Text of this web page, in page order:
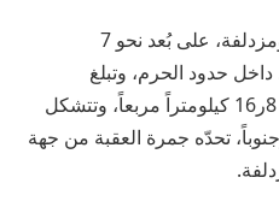
وتقع “منى” بين مكة المكرمة ومزدلفة، على بُعد نحو 7
حدود الحرم، وتبلغ
مساحتها بحدودها الشرعية نحو 8ر16 كيلومتراً مربعاً، وتتشكل
تحدّه جمرة العقبة من جهة